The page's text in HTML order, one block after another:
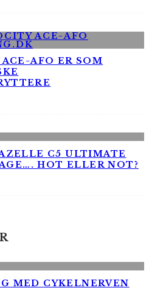
AFO ER SOM
C5 ULTIMATE
HOT ELLER NOT?
MED CYKELNERVEN